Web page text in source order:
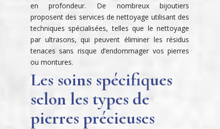
en profondeur. De nombreux bijoutiers
proposent des services de nettoyage utilisant des
techniques spécialisées, telles que le nettoyage
par ultrasons, qui peuvent éliminer les résidus
tenaces sans risque d’endommager vos pierres
ou montures.
Les soins spécifiques
selon les types de
pierres précieuses